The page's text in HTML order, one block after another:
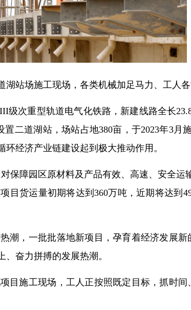
站场施工现场，各类机械加足马力、工人
次重型轨道电气化铁路，新建线路全长
二道湖站，场站占地380亩，于2023年3月
经济产业链建设起到极大推动作用。
保障园区原材料及产品有效、高速、安全运
货运量初期将达到360万吨，近期将达到
潮，一批批落地新项目，孕育着经济发展
奋力拼搏的发展热潮。
目施工现场，工人正按照既定目标，抓时